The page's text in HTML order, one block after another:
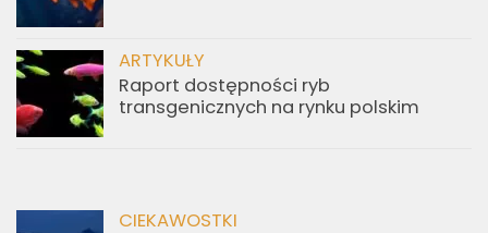
ARTYKUŁY
Raport dostępności ryb
transgenicznych na rynku polskim
CIEKAWOSTKI